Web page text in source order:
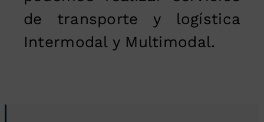
de transporte y logística
Intermodal y Multimodal.